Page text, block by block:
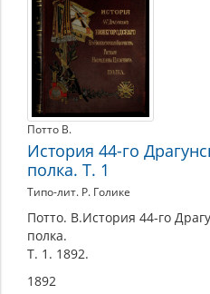
Потто В.
История 44-го
полка. Т. 1
Типо-лит. Р. Голике
Потто. В.История 44-го
полка.
Т. 1. 1892.
1892